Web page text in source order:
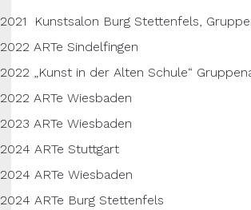
2021 Kunstsalon Burg Stettenfels,
2022 ARTe Sindelfingen
2022 „Kunst in der Alten Schule“
2022 ARTe Wiesbaden
2023 ARTe Wiesbaden
2024 ARTe Stuttgart
2024 ARTe Wiesbaden
2024 ARTe Burg Stettenfels